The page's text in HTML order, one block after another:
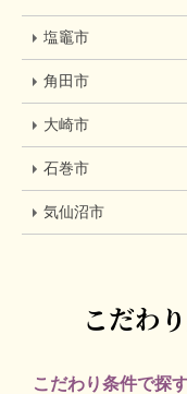
塩竈市
角田市
大崎市
石巻市
気仙沼市
こだわ
こだわり条件で探